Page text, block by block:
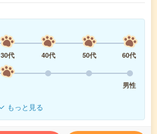
30代 40代 50代
60代
男性
もっと見る